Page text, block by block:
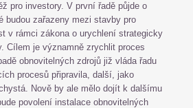
pro investory. V první řadě půjde o
budou zařazeny mezi stavby pro
v rámci zákona o urychlení strategicky
Cílem je významně zrychlit proces
obnovitelných zdrojů již vláda řadu
procesů připravila, další, jako
Nově by ale mělo dojít k dalšímu
povolení instalace obnovitelných